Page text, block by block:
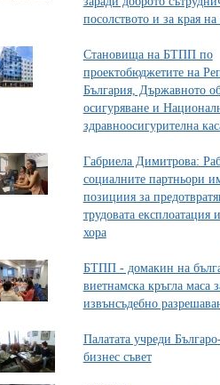
посолството и за края
Становища на БТПП по
проектобюджетите на
България, Държавното
осигуряване и
здравноосигурителна
Габриела Димитрова:
социалните партньори
позициия за
трудовата експлоатация
хора
БТПП - домакин на
виетнамска кръгла маса
извънсъдебно
Палатата учреди
бизнес съвет